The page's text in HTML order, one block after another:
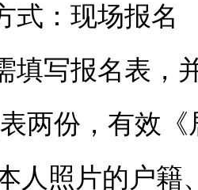
：现场报名
写报名表，
份，有效《
人照片的户籍